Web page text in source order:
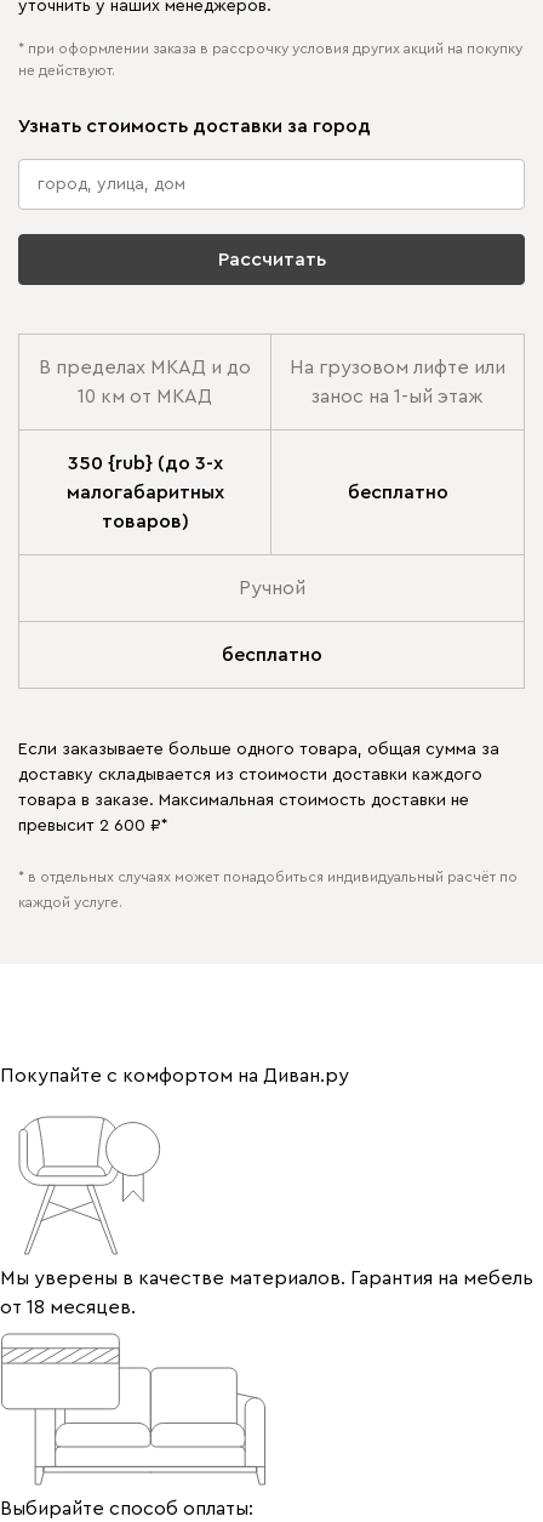
уточнить у наших менеджеров.
* при оформлении заказа в рассрочку условия других акций на покупку
не действуют.
Узнать стоимость доставки за город
Рассчитать
В пределах МКАД и до
10 км от МКАД
На грузовом лифте или
занос на 1-ый этаж
350 {rub} (до 3-х
малогабаритных
товаров)
бесплатно
Ручной
бесплатно
Если заказываете больше одного товара, общая сумма за
доставку складывается из стоимости доставки каждого
товара в заказе. Максимальная стоимость доставки не
превысит 2 600 ₽*
* в отдельных случаях может понадобиться индивидуальный расчёт по
каждой услуге.
Покупайте с комфортом на Диван.ру
Мы уверены в качестве материалов. Гарантия на мебель
от 18 месяцев.
Выбирайте способ оплаты: